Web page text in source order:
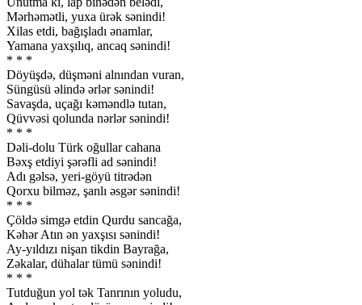
Mərhəmətli, yuxa ürək sənindi!
Xilas etdi, bağışladı ənamlar,
Yamana yaxşılıq, ancaq sənindi!
* * *
Döyüşdə, düşməni alnından vuran,
Süngüsü əlində ərlər sənindi!
Savaşda, uçağı kəməndlə tutan,
Qüvvəsi qolunda nərlər sənindi!
* * *
Dəli-dolu Türk oğullar cahana
Bəxş etdiyi şərəfli ad sənindi!
Adı gəlsə, yeri-göyü titrədən
Qorxu bilməz, şanlı əsgər sənindi!
* * *
Çöldə simgə etdin Qurdu sancağa,
Kəhər Atın ən yaxşısı sənindi!
Ay-yıldızı nişan tikdin Bayrağa,
Zəkalar, dühalar tümü sənindi!
* * *
Tutduğun yol tək Tanrının yoludu,